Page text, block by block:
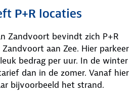
P+R locaties
Zandvoort bevindt zich P+R
aan Zee. Hier parkeer
bedrag per uur. In de winter
dan in de zomer. Vanaf hier
bijvoorbeeld het strand.